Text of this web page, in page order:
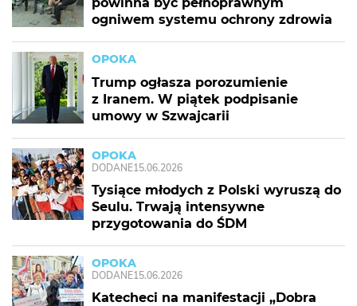
ogniwem systemu ochrony zdrowia
OPOKA
Trump ogłasza porozumienie
z Iranem. W piątek podpisanie
umowy w Szwajcarii
OPOKA
DODANE15.06.2026
Tysiące młodych z Polski wyruszą do
Seulu. Trwają intensywne
przygotowania do ŚDM
OPOKA
DODANE15.06.2026
Katecheci na manifestacji „Dobra